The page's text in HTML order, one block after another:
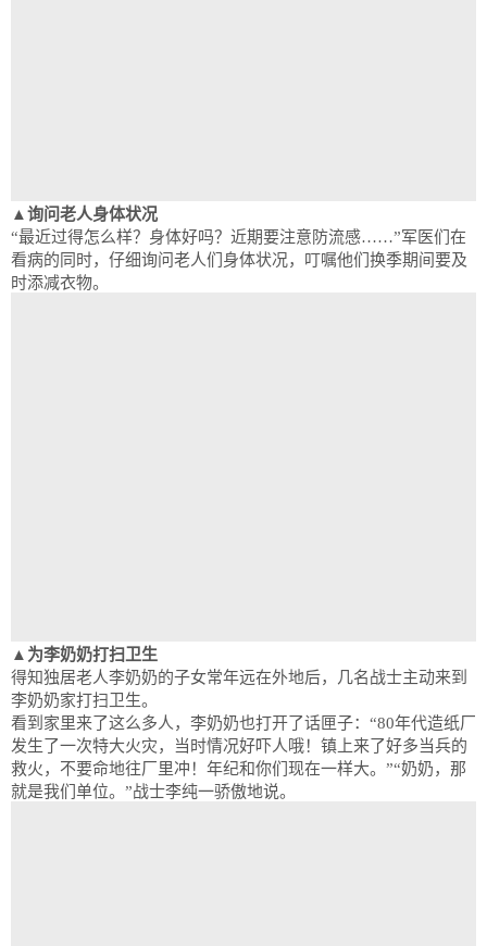
▲询问老人身体状况
“最近过得怎么样？身体好吗？近期要注意防流感……”军医们在
看病的同时，仔细询问老人们身体状况，叮嘱他们换季期间要及
时添减衣物。
▲为李奶奶打扫卫生
得知独居老人李奶奶的子女常年远在外地后，几名战士主动来到
李奶奶家打扫卫生。
看到家里来了这么多人，李奶奶也打开了话匣子：“80年代造纸厂
发生了一次特大火灾，当时情况好吓人哦！镇上来了好多当兵的
救火，不要命地往厂里冲！年纪和你们现在一样大。”“奶奶，那
就是我们单位。”战士李纯一骄傲地说。